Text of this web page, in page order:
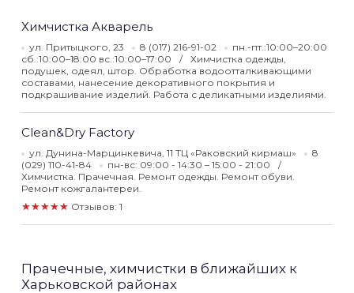
Химчистка Акварель
ул. Притыцкого, 23 8 (017) 216-91-02
пн.-пт.:10:00–20:00
сб.:10:00–18:00 вс.:10:00–17:00
Химчистка одежды,
подушек, одеял, штор. Обработка водоотталкивающими
составами, нанесение декоративного покрытия и
подкрашивание изделий. Работа с деликатными изделиями.
Clean&Dry Factory
ул. Дунина-Марцинкевича, 11 ТЦ «Раковский кирмаш»
8
(029) 110-41-84
пн-вс: 09:00 - 14:30 – 15:00 - 21:00
Химчистка. Прачечная. Ремонт одежды. Ремонт обуви.
Ремонт кожгалантереи.
★★★★★ Отзывов: 1
Прачечные, химчистки в ближайших к
Харьковской районах